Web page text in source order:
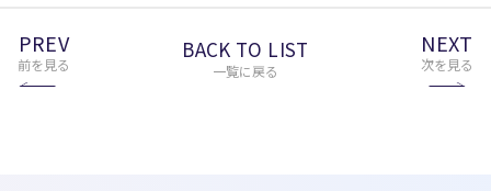
PREV
前を見る
BACK TO LIST
一覧に戻る
NEXT
次を見る